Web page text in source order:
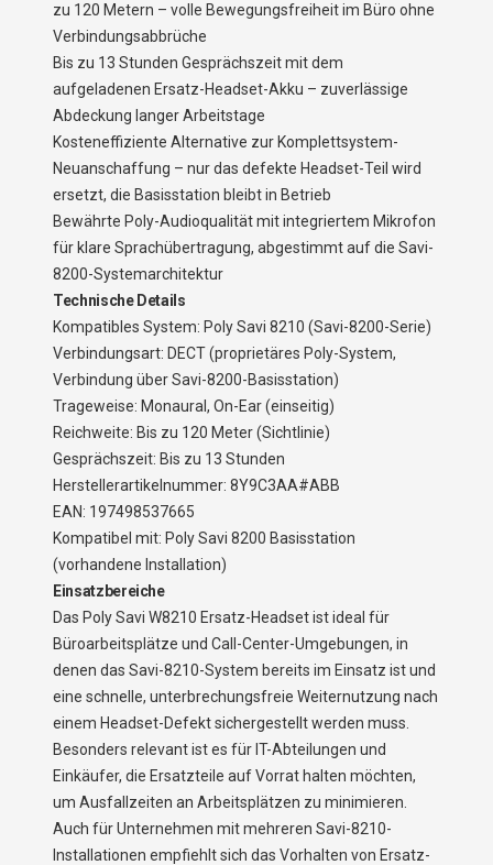
zu 120 Metern – volle Bewegungsfreiheit im Büro ohne
Verbindungsabbrüche
Bis zu 13 Stunden Gesprächszeit mit dem
aufgeladenen Ersatz-Headset-Akku – zuverlässige
Abdeckung langer Arbeitstage
Kosteneffiziente Alternative zur Komplettsystem-
Neuanschaffung – nur das defekte Headset-Teil wird
ersetzt, die Basisstation bleibt in Betrieb
Bewährte Poly-Audioqualität mit integriertem Mikrofon
für klare Sprachübertragung, abgestimmt auf die Savi-
8200-Systemarchitektur
Technische Details
Kompatibles System: Poly Savi 8210 (Savi-8200-Serie)
Verbindungsart: DECT (proprietäres Poly-System,
Verbindung über Savi-8200-Basisstation)
Trageweise: Monaural, On-Ear (einseitig)
Reichweite: Bis zu 120 Meter (Sichtlinie)
Gesprächszeit: Bis zu 13 Stunden
Herstellerartikelnummer: 8Y9C3AA#ABB
EAN: 197498537665
Kompatibel mit: Poly Savi 8200 Basisstation
(vorhandene Installation)
Einsatzbereiche
Das Poly Savi W8210 Ersatz-Headset ist ideal für
Büroarbeitsplätze und Call-Center-Umgebungen, in
denen das Savi-8210-System bereits im Einsatz ist und
eine schnelle, unterbrechungsfreie Weiternutzung nach
einem Headset-Defekt sichergestellt werden muss.
Besonders relevant ist es für IT-Abteilungen und
Einkäufer, die Ersatzteile auf Vorrat halten möchten,
um Ausfallzeiten an Arbeitsplätzen zu minimieren.
Auch für Unternehmen mit mehreren Savi-8210-
Installationen empfiehlt sich das Vorhalten von Ersatz-